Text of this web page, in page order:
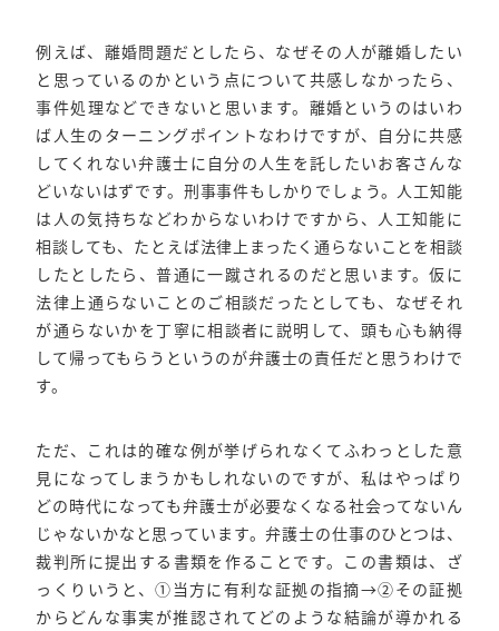
例えば、離婚問題だとしたら、なぜその人が離婚したい
と思っているのかという点について共感しなかったら、
事件処理などできないと思います。離婚というのはいわ
ば人生のターニングポイントなわけですが、自分に共感
してくれない弁護士に自分の人生を託したいお客さんな
どいないはずです。刑事事件もしかりでしょう。人工知能
は人の気持ちなどわからないわけですから、人工知能に
相談しても、たとえば法律上まったく通らないことを相談
したとしたら、普通に一蹴されるのだと思います。仮に
法律上通らないことのご相談だったとしても、なぜそれ
が通らないかを丁寧に相談者に説明して、頭も心も納得
して帰ってもらうというのが弁護士の責任だと思うわけで
す。
ただ、これは的確な例が挙げられなくてふわっとした意
見になってしまうかもしれないのですが、私はやっぱり
どの時代になっても弁護士が必要なくなる社会ってないん
じゃないかなと思っています。弁護士の仕事のひとつは、
裁判所に提出する書類を作ることです。この書類は、ざ
っくりいうと、①当方に有利な証拠の指摘→②その証拠
からどんな事実が推認されてどのような結論が導かれる